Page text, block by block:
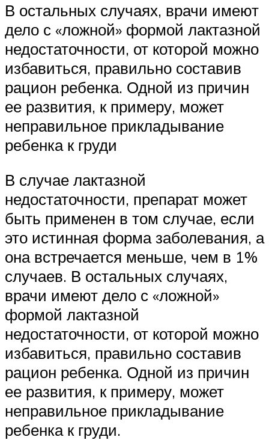
В остальных случаях, врачи имеют
дело с «ложной» формой лактазной
недостаточности, от которой можно
избавиться, правильно составив
рацион ребенка. Одной из причин
ее развития, к примеру, может
неправильное прикладывание
ребенка к груди
В случае лактазной
недостаточности, препарат может
быть применен в том случае, если
это истинная форма заболевания, а
она встречается меньше, чем в 1%
случаев. В остальных случаях,
врачи имеют дело с «ложной»
формой лактазной
недостаточности, от которой можно
избавиться, правильно составив
рацион ребенка. Одной из причин
ее развития, к примеру, может
неправильное прикладывание
ребенка к груди.